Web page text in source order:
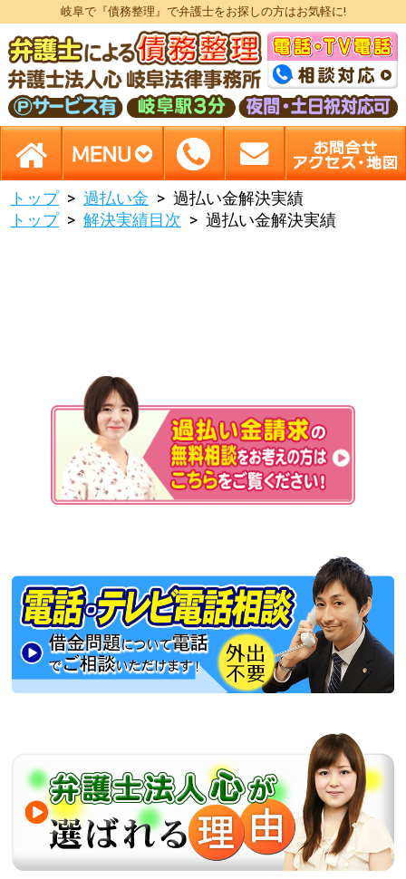
岐阜で『債務整理』で弁護士をお探しの方はお気軽に!
トップ 過払い金
過払い金解決実績
トップ
解決実績目次 過払い金解決実績